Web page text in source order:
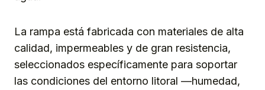
La rampa está fabricada con materiales de alta
calidad, impermeables y de gran resistencia,
seleccionados específicamente para soportar
las condiciones del entorno litoral —humedad,